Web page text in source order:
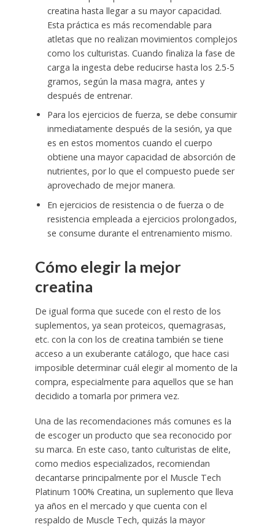
creatina hasta llegar a su mayor capacidad.
Esta práctica es más recomendable para
atletas que no realizan movimientos complejos
como los culturistas. Cuando finaliza la fase de
carga la ingesta debe reducirse hasta los 2.5-5
gramos, según la masa magra, antes y
después de entrenar.
Para los ejercicios de fuerza, se debe consumir
inmediatamente después de la sesión, ya que
es en estos momentos cuando el cuerpo
obtiene una mayor capacidad de absorción de
nutrientes, por lo que el compuesto puede ser
aprovechado de mejor manera.
En ejercicios de resistencia o de fuerza o de
resistencia empleada a ejercicios prolongados,
se consume durante el entrenamiento mismo.
Cómo elegir la mejor
creatina
De igual forma que sucede con el resto de los
suplementos, ya sean proteicos, quemagrasas,
etc. con la con los de creatina también se tiene
acceso a un exuberante catálogo, que hace casi
imposible determinar cuál elegir al momento de la
compra, especialmente para aquellos que se han
decidido a tomarla por primera vez.
Una de las recomendaciones más comunes es la
de escoger un producto que sea reconocido por
su marca. En este caso, tanto culturistas de elite,
como medios especializados, recomiendan
decantarse principalmente por el Muscle Tech
Platinum 100% Creatina, un suplemento que lleva
ya años en el mercado y que cuenta con el
respaldo de Muscle Tech, quizás la mayor